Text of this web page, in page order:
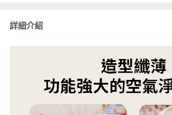
詳細介紹